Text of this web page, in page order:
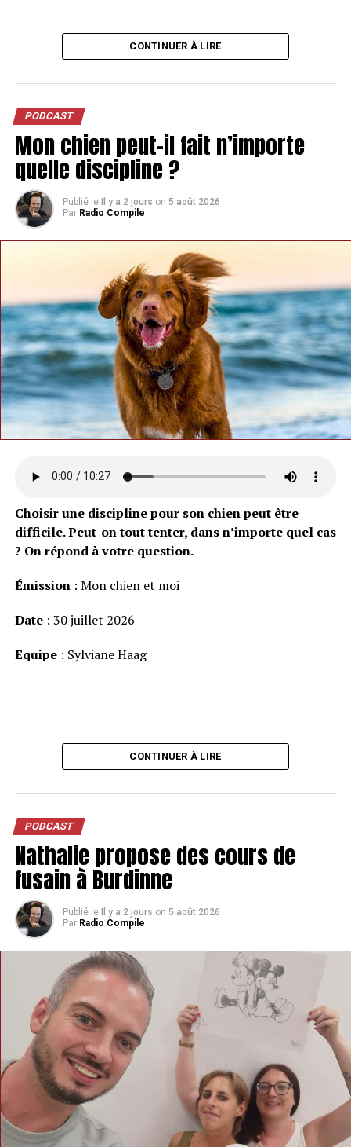
CONTINUER À LIRE
PODCAST
Mon chien peut-il fait n’importe
quelle discipline ?
Publié le Il y a 2 jours on 5 août 2026
Par Radio Compile
Choisir une discipline pour son chien peut être
difficile. Peut-on tout tenter, dans n’importe quel cas
? On répond à votre question.
Émission: Mon chien et moi
Date: 30 juillet 2026
Equipe: Sylviane Haag
CONTINUER À LIRE
PODCAST
Nathalie propose des cours de
fusain à Burdinne
Publié le Il y a 2 jours on 5 août 2026
Par Radio Compile